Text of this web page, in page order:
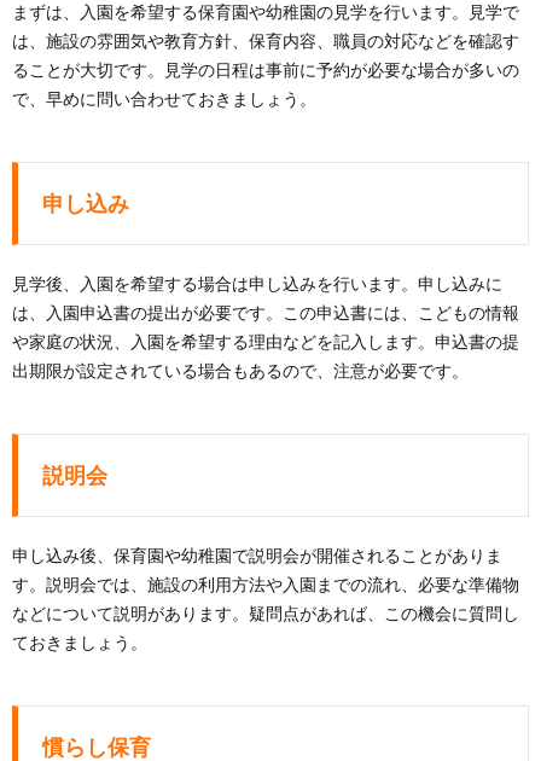
まずは、入園を希望する保育園や幼稚園の見学を行います。見学で
は、施設の雰囲気や教育方針、保育内容、職員の対応などを確認す
ることが大切です。見学の日程は事前に予約が必要な場合が多いの
で、早めに問い合わせておきましょう。
申し込み
見学後、入園を希望する場合は申し込みを行います。申し込みに
は、入園申込書の提出が必要です。この申込書には、こどもの情報
や家庭の状況、入園を希望する理由などを記入します。申込書の提
出期限が設定されている場合もあるので、注意が必要です。
説明会
申し込み後、保育園や幼稚園で説明会が開催されることがありま
す。説明会では、施設の利用方法や入園までの流れ、必要な準備物
などについて説明があります。疑問点があれば、この機会に質問し
ておきましょう。
慣らし保育